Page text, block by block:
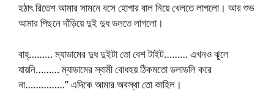
হঠাৎ রিতেশ আমার সামনে বসে হোগার বাল নিয়ে খেলতে লাগলো। আর শুভ
আমার পিছনে দাঁড়িয়ে দুই দুধ ডলতে লাগলো।
বাহ্……… ম্যাডামের দুধ দুইটা তো বেশ টাইট……… এখনও ঝুলে
যায়নি……… ম্যাডামের স্বামী বোধহয় ঠিকমতো ডলাডলি করে
না……………” এদিকে আমার অবস্থা তো কাহিল।